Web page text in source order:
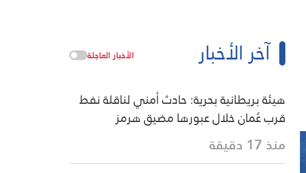
آخر الأخبار الأخبار العاجلة
هيئة بريطانية بحرية: حادث أمني لناقلة نفط
قرب عُمان خلال عبورها مضيق هرمز
منذ 17 دقيقة